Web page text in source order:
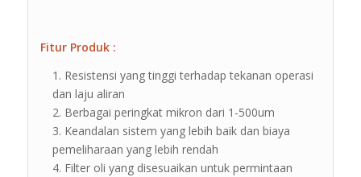
Fitur Produk :
Resistensi yang tinggi terhadap tekanan operasi
dan laju aliran
Berbagai peringkat mikron dari 1-500um
Keandalan sistem yang lebih baik dan biaya
pemeliharaan yang lebih rendah
Filter oli yang disesuaikan untuk permintaan